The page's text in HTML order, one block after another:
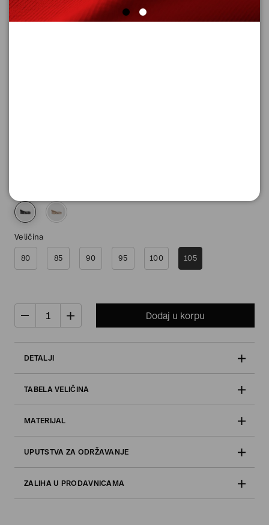
Veličina
80 85 90 95 100 105
Dodaj u korpu
DETALJI
TABELA VELIČINA
MATERIJAL
UPUTSTVA ZA ODRŽAVANJE
ZALIHA U PRODAVNICAMA